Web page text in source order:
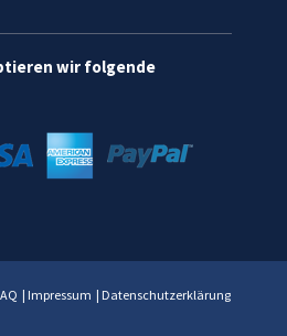
wir folgende
| Impressum | Datenschutzerklärung